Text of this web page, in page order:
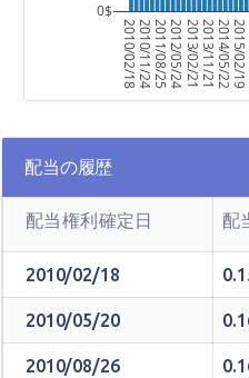
2010/02/182010/11/242011/08/252012/05/242013/02/212013/11/212014/05/222015/02/19
0$
配当の履歴
配当権利確定日 配
2010/02/18
2010/05/20
2010/08/26